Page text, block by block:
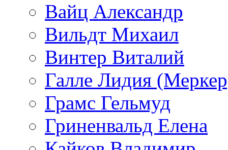
Вайц Александр
Вильдт Михаил
Винтер Виталий
Галле Лидия
Грамс Гельмуд
Гриненвальд Елена